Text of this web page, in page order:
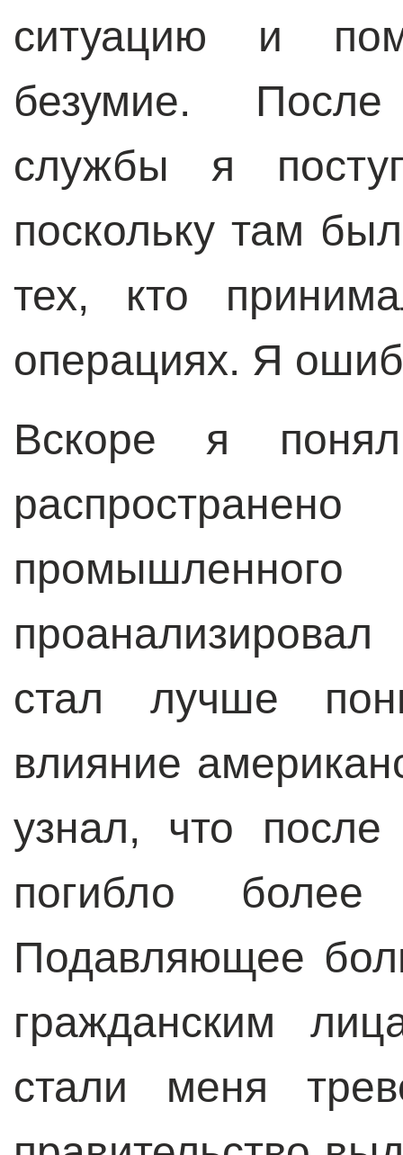
ситуацию и
безумие.
службы я
поскольку там
тех, кто
операциях. Я
Вскоре я
стал лучше
влияние
узнал, что
погибло более
Подавляющее
гражданским
стали меня